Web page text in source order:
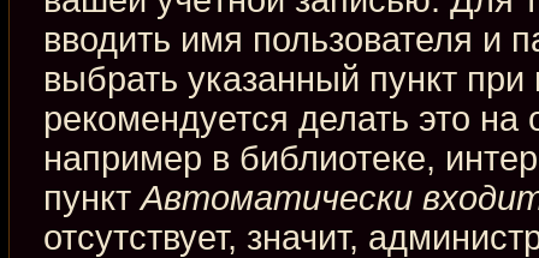
вводить имя пользователя и
выбрать указанный пункт
рекомендуется делать это
например в библиотеке,
пунктАвтоматически
отсутствует, значит,